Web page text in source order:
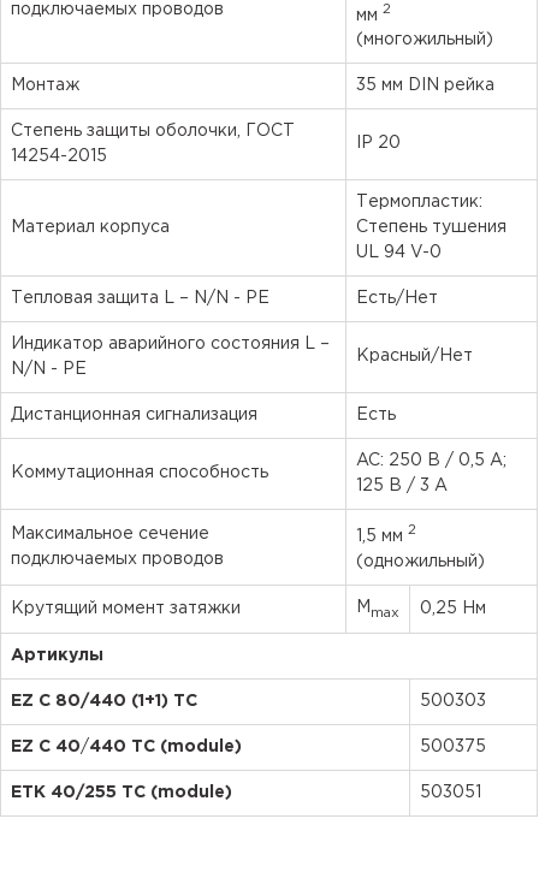
подключаемых проводов
мм 2
(многожильный)
Монтаж 35 мм DIN рейка
Степень защиты оболочки, ГОСТ
14254-2015
IP 20
Материал корпуса
Термопластик:
Степень тушения
UL 94 V-0
Тепловая защита L – N/N - PE Есть/Нет
Индикатор аварийного состояния L –
N/N - PE
Красный/Нет
Дистанционная сигнализация Есть
Коммутационная способность
AC: 250 В / 0,5 А;
125 В / 3 А
Максимальное сечение
подключаемых проводов
1,5 мм 2
(одножильный)
Крутящий момент затяжки M max 0,25 Нм
Артикулы
EZ С 80/440 (1+1) TC 500303
EZ С 40/440 TC (module) 500375
EТК 40/255 TC (module) 503051